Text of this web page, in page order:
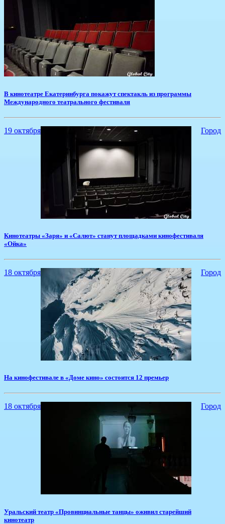
​В кинотеатре Екатеринбурга покажут спектакль из программы
Международного театрального фестиваля
19 октября Город
​Кинотеатры «Заря» и «Салют» станут площадками кинофестиваля
«Ойка»
18 октября Город
На кинофестивале в «Доме кино» состоится 12 премьер
18 октября Город
Уральский театр «Провинциальные танцы» оживил старейший
кинотеатр